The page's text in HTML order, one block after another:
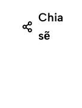
Chia
sẽ